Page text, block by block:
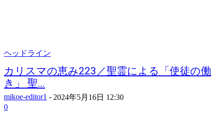
ヘッドライン
カリスマの恵み223／聖霊による「使徒の働
き」 聖...
mikoe-editor1 - 2024年5月16日 12:30
0